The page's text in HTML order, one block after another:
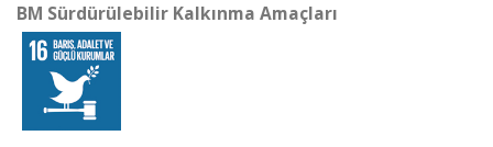
BM Sürdürülebilir Kalkınma Amaçları